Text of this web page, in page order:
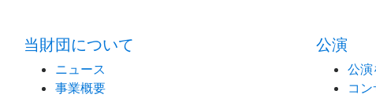
当財団について
ニュース
事業概要
公演
公演
コ